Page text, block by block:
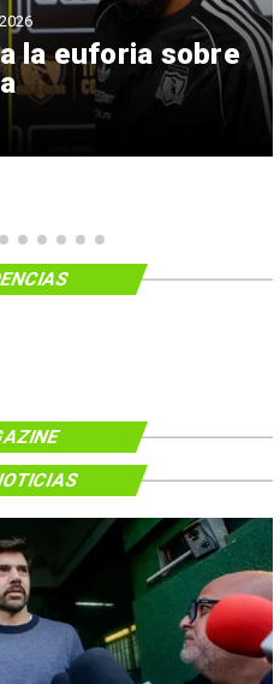
la euforia sobre